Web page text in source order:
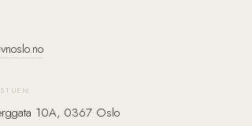
10A, 0367 Oslo